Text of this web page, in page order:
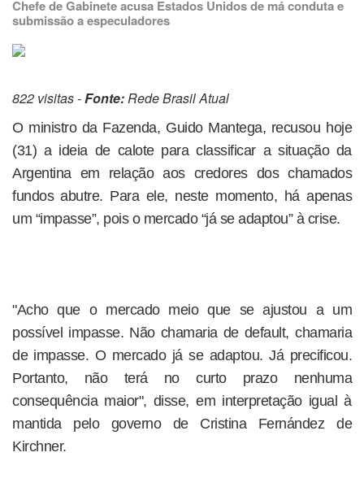
Chefe de Gabinete acusa Estados Unidos de má conduta e
submissão a especuladores
822 visitas -Fonte:Rede Brasil Atual
O ministro da Fazenda, Guido Mantega, recusou hoje
(31) a ideia de calote para classificar a situação da
Argentina em relação aos credores dos chamados
fundos abutre. Para ele, neste momento, há apenas
um “impasse”, pois o mercado “já se adaptou” à crise.
"Acho que o mercado meio que se ajustou a um
possível impasse. Não chamaria de default, chamaria
de impasse. O mercado já se adaptou. Já precificou.
Portanto, não terá no curto prazo nenhuma
consequência maior", disse, em interpretação igual à
mantida pelo governo de Cristina Fernández de
Kirchner.